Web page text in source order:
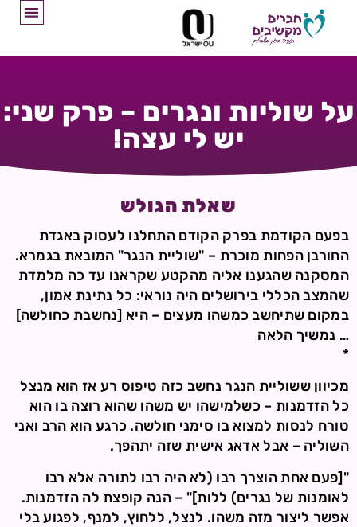
על שוליות ונגרים – פרק שני:
יש לי עצה!
שאלת הגולש
בפעם הקודמת בפרק הקודם התחלנו לעסוק באגדת
החורבן הפחות מוכרת – "שוליית הנגר" המובאת בגמרא.
המסקנה שהגענו אליה מהקטע שקראנו עד כה מלמדת
שהמצב הכללי בירושלים היה נוראי: כל נתינת אמון,
במקום שתיחשב כמשהו מעצים – היא [נחשבת כחולשה]
… נמשיך הלאה
*
מכיוון ששוליית הנגר נחשב כזה טיפוס רע אז הוא מנצל
כל הזדמנות – כשלמישהו יש משהו שהוא רוצה בו הוא
טורח לנסות למצוא בו סימני חולשה. כרגע הוא הרב ואני
השוליה – אבל אדאג אישית שזה יתהפך.
"[פעם אחת הוצרך רבו (לא היה רבו לתורה אלא רבו
לאומנות של נגרים) ללות]" – הנה קופצת לה הזדמנות.
אפשר ליצור מזה משהו. לנצל, ללחוץ, למנף, לפגוע בלי